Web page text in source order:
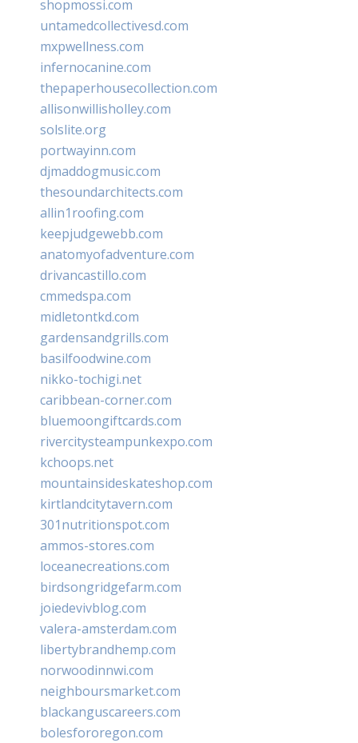
shopmossi.com
untamedcollectivesd.com
mxpwellness.com
infernocanine.com
thepaperhousecollection.com
allisonwillisholley.com
solslite.org
portwayinn.com
djmaddogmusic.com
thesoundarchitects.com
allin1roofing.com
keepjudgewebb.com
anatomyofadventure.com
drivancastillo.com
cmmedspa.com
midletontkd.com
gardensandgrills.com
basilfoodwine.com
nikko-tochigi.net
caribbean-corner.com
bluemoongiftcards.com
rivercitysteampunkexpo.com
kchoops.net
mountainsideskateshop.com
kirtlandcitytavern.com
301nutritionspot.com
ammos-stores.com
loceanecreations.com
birdsongridgefarm.com
joiedevivblog.com
valera-amsterdam.com
libertybrandhemp.com
norwoodinnwi.com
neighboursmarket.com
blackanguscareers.com
bolesfororegon.com